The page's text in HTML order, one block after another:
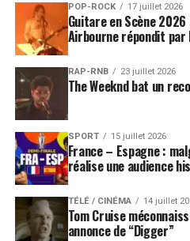
POP-ROCK 17 juillet 2026
Guitare en Scène 2026
Airbourne répondit
RAP-RNB 23 juillet 2026
The Weeknd bat un
SPORT 15 juillet 2026
France – Espagne :
réalise une audience
TÉLÉ / CINÉMA 14 juillet
Tom Cruise
annonce de “Digger”